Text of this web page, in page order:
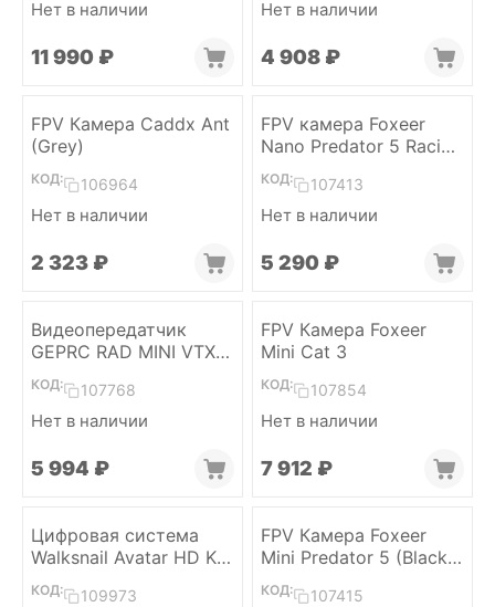
Нет в наличии
11 990 ₽
Нет в наличии
4 908 ₽
FPV Камера Caddx Ant
(Grey)
КОД: 106964
Нет в наличии
2 323 ₽
FPV камера Foxeer
Nano Predator 5 Racing
Super WDR 4ms (Red)
КОД: 107413
Нет в наличии
5 290 ₽
Видеопередатчик
GEPRC RAD MINI VTX
5,8 ГГц 1 Вт
КОД: 107768
Нет в наличии
5 994 ₽
FPV Камера Foxeer
Mini Cat 3
КОД: 107854
Нет в наличии
7 912 ₽
Цифровая система
Walksnail Avatar HD Kit
V2
КОД: 109973
FPV Камера Foxeer
Mini Predator 5 (Black,
lens 1.8mm)
КОД: 107415